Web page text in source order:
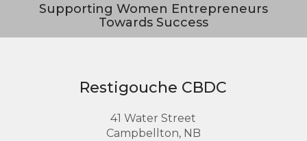
Supporting Women Entrepreneurs
Towards Success
Restigouche CBDC
41 Water Street
Campbellton, NB